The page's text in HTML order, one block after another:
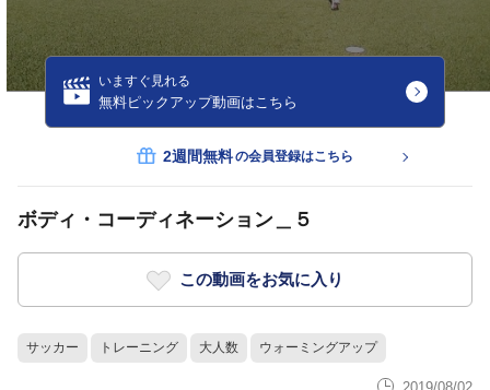
いますぐ見れる
無料ピックアップ動画はこちら
2週間無料の会員登録はこちら
ボディ・コーディネーション＿５
この動画をお気に入り
サッカー トレーニング 大人数 ウォーミングアップ